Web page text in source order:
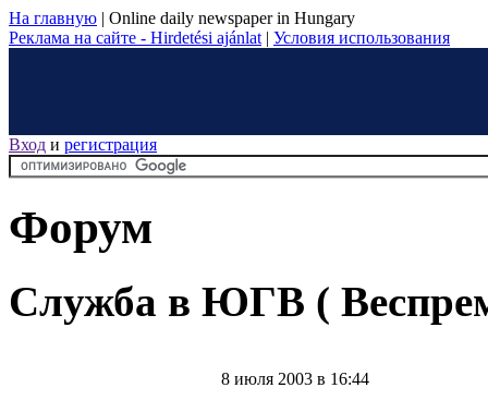
На главную | Online daily newspaper in Hungary
Реклама на сайте - Hirdetési ajánlat | Условия использования
Вход и регистрация
Форум
Служба в ЮГВ (
8 июля 2003 в 16:44